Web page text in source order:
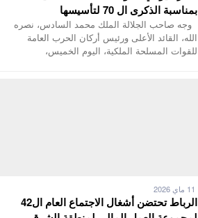
بمناسبة الذكرى ال 70 لتأسيسها
وجه صاحب الجلالة الملك محمد السادس، نصره
الله، القائد الأعلى ورئيس أركان الحرب العامة
للقوات المسلحة الملكية، اليوم الخميس،
الرباط تحتضن أشغال الاجتماع العام ال42